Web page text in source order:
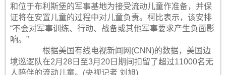
和位于布利斯堡的军事基地为接受流动儿童作准备，并保
证将在安置儿童的过程中对儿童负责。柯比表示，该安排
“不会对军事训练、行动、战备或其他军事要求产生负面影
响。”
根据美国有线电视新闻网(CNN)的数据，美国边
境巡逻队在2月28日至3月20日期间扣留了超过11000名无
人陪伴的流动儿童。(央视记者 刘旭)